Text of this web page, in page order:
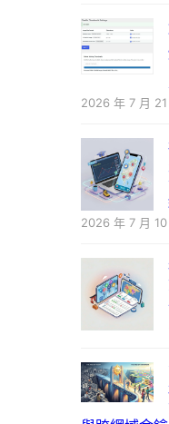
2026 年 7 月 21
2026 年 7 月 10